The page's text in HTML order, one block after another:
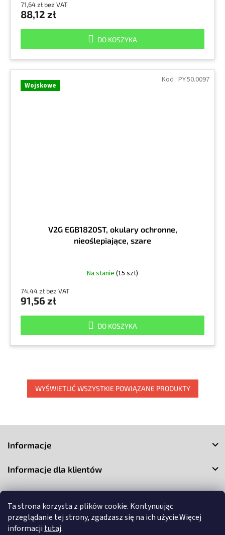
Ta strona korzysta z plików cookie. Kontynuując
przeglądanie tej strony, zgadzasz się na ich użycie.Więcej
informacji tutaj.
71,64 zł bez VAT
88,12 zł
DO KOSZYKA
Wojskowe
V2G EGB1820ST, okulary ochronne,
nieoślepiające, szare
Na stanie (15 szt)
74,44 zł bez VAT
91,56 zł
DO KOSZYKA
Kod : PY.50.0097
WYŚWIETLIĆ WSZYSTKIE POWIĄZANE PRODUKTY
Informacje
Informacje dla klientów
Kontakt